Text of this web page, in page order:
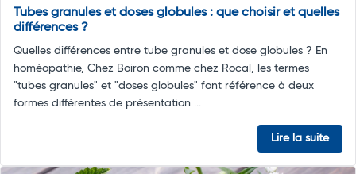
Tubes granules et doses globules : que choisir et quelles
différences ?
Quelles différences entre tube granules et dose globules ? En
homéopathie, Chez Boiron comme chez Rocal, les termes
"tubes granules" et "doses globules" font référence à deux
formes différentes de présentation ...
Lire la suite